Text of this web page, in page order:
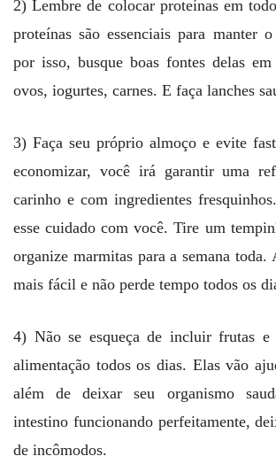
2) Lembre de colocar proteínas em
proteínas são essenciais para manter
por isso, busque boas fontes delas em
ovos, iogurtes, carnes. E faça lanches
3) Faça seu próprio almoço e evite
economizar, você irá garantir uma
carinho e com ingredientes
esse cuidado com você. Tire um
organize marmitas para a semana
mais fácil e não perde tempo todos os
4) Não se esqueça de incluir frutas e
alimentação todos os dias. Elas vão
além de deixar seu organismo
intestino funcionando perfeitamente,
de incômodos.